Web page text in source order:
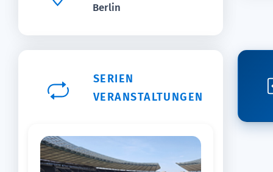
Berlin
SERIEN
VERANSTALTUNGEN